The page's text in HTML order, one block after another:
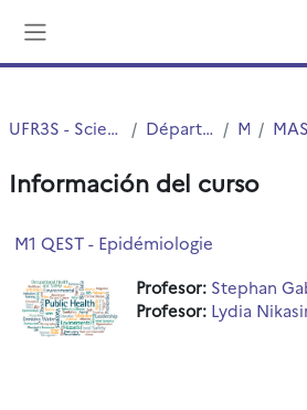
UFR3S - Sciences de Santé et du Sport Département UFR3S - ILIS Master
Información del curso
M1 QEST - Epidémiologie
Profesor: Stephan
Profesor: Lydia